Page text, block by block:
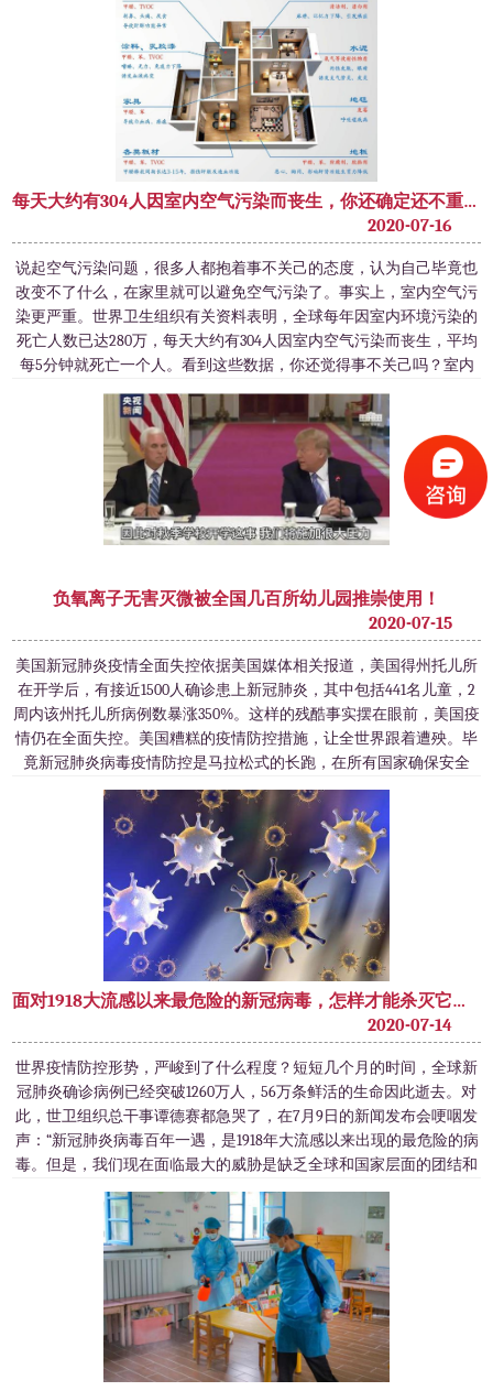
症状。中国疾控中心做的一项专项调
每天大约有304人因室内空气污染而丧生，你还确定还不重视起来?
2020-07-16
说起空气污染问题，很多人都抱着事不关己的态度，认为自己毕竟也
改变不了什么，在家里就可以避免空气污染了。事实上，室内空气污
染更严重。世界卫生组织有关资料表明，全球每年因室内环境污染的
死亡人数已达280万，每天大约有304人因室内空气污染而丧生，平均
每5分钟就死亡一个人。看到这些数据，你还觉得事不关己吗？室内
空气污染是怎样引起的？引起室内空气污染的两大元凶：一是装修污
染，一是空调污染。装修污染：很多人
负氧离子无害灭微被全国几百所幼儿园推崇使用！
2020-07-15
美国新冠肺炎疫情全面失控依据美国媒体相关报道，美国得州托儿所
在开学后，有接近1500人确诊患上新冠肺炎，其中包括441名儿童，2
周内该州托儿所病例数暴涨350%。这样的残酷事实摆在眼前，美国疫
情仍在全面失控。美国糟糕的疫情防控措施，让全世界跟着遭殃。毕
竟新冠肺炎病毒疫情防控是马拉松式的长跑，在所有国家确保安全
前，没有哪个国家可以单独跑到终点。6月初北京突然遭受到国外传
来的病毒的突袭，就是最好的例证
面对1918大流感以来最危险的新冠病毒，怎样才能杀灭它呢？
2020-07-14
世界疫情防控形势，严峻到了什么程度？短短几个月的时间，全球新
冠肺炎确诊病例已经突破1260万人，56万条鲜活的生命因此逝去。对
此，世卫组织总干事谭德赛都急哭了，在7月9日的新闻发布会哽咽发
声：“新冠肺炎病毒百年一遇，是1918年大流感以来出现的最危险的病
毒。但是，我们现在面临最大的威胁是缺乏全球和国家层面的团结和
领导力！”面对狡猾的和善于隐藏的新冠肺炎病毒，想方设法杀灭它才
是根本。那么，在现在的形